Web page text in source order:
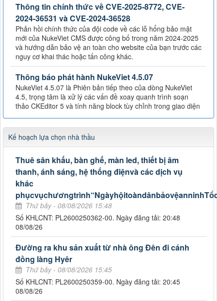
Thông tin chính thức về CVE-2025-8772, CVE-
2024-36531 và CVE-2024-36528
Phản hồi chính thức của đội code về các lỗ hổng bảo mật
mới của NukeViet CMS được công bố trong năm 2024-2025
và hướng dẫn bảo vệ an toàn cho website của bạn trước các
nguy cơ khai thác hoặc tấn công khác.
Thông báo phát hành NukeViet 4.5.07
NukeViet 4.5.07 là Phiên bản tiếp theo của dòng NukeViet
4.5, trọng tâm là xử lý các vấn đề xoay quanh trình soạn
thảo CKEditor 5 và tính năng block tùy chỉnh trong giao diện
Kế hoạch lựa chọn nhà thầu
Thuê sân khấu, bàn ghế, màn led, thiết bị âm
thanh, ánh sáng, hệ thống điệnvà các dịch vụ
khác
Thứ bảy - 08/08/2026 15:48
Số KHLCNT: PL2600250362-00. Ngày đăng tải: 20:48
08/08/26
Đường ra khu sản xuất từ nhà ông Đên đi cánh
đồng làng Hyêr
Thứ bảy - 08/08/2026 15:45
Số KHLCNT: PL2600250359-00. Ngày đăng tải: 20:45
08/08/26